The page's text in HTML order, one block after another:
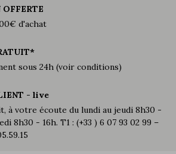
d'achat
sous 24h (voir conditions)
- live
à votre écoute du lundi au jeudi 8h30 -
8h30 - 16h. T1 : (+33 ) 6 07 93 02 99 –